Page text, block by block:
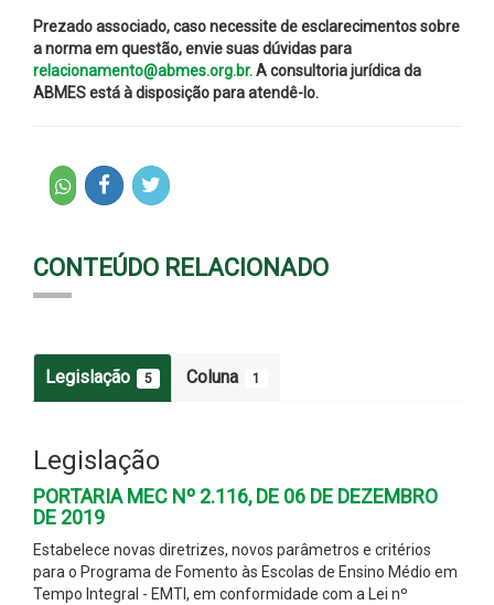
Prezado associado, caso necessite de esclarecimentos sobre
a norma em questão, envie suas dúvidas para
relacionamento@abmes.org.br.A consultoria jurídica da
ABMES está à disposição para atendê-lo.
CONTEÚDO RELACIONADO
Legislação 5 Coluna 1
Legislação
PORTARIA MEC Nº 2.116, DE 06 DE DEZEMBRO
DE 2019
Estabelece novas diretrizes, novos parâmetros e critérios
para o Programa de Fomento às Escolas de Ensino Médio em
Tempo Integral - EMTI, em conformidade com a Lei nº